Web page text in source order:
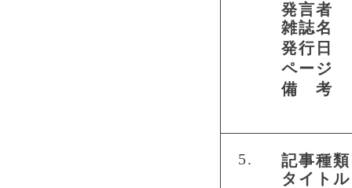
発言者
雑誌名
発行日
ページ
備 考
5.
記事種類
タイトル